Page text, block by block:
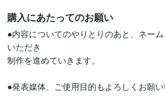
購入にあたってのお願い
●内容についてのやりとりのあと、ネー
いただき
制作を進めていきます。
●発表媒体、ご使用目的もよろしくお願い